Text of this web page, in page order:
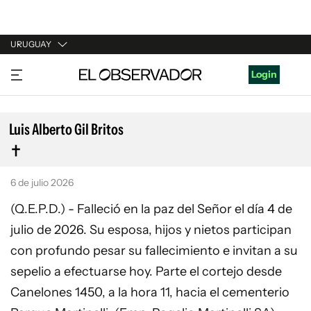
URUGUAY
URUGUAY
ARGENTINA
ESPAÑA
ESTADOS UNIDOS
Login
Luis Alberto Gil Britos
6 de julio 2026
(Q.E.P.D.) - Falleció en la paz del Señor el día 4 de
julio de 2026. Su esposa, hijos y nietos participan
con profundo pesar su fallecimiento e invitan a su
sepelio a efectuarse hoy. Parte el cortejo desde
Canelones 1450, a la hora 11, hacia el cementerio